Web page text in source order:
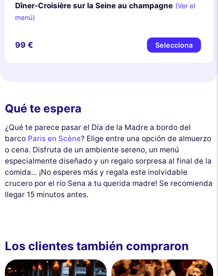
Dîner-Croisière sur la Seine au champagne (Ver el
menú)
99 € Selecciona
Qué te espera
¿Qué te parece pasar el Día de la Madre a bordo del
barco Paris en Scène? Elige entre una opción de almuerzo
o cena. Disfruta de un ambiente sereno, un menú
especialmente diseñado y un regalo sorpresa al final de la
comida... ¡No esperes más y regala este inolvidable
crucero por el río Sena a tu querida madre! Se recomienda
llegar 15 minutos antes.
Los clientes también compraron